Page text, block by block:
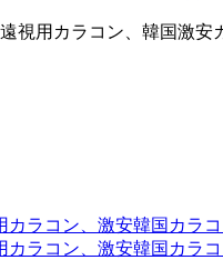
視用カラコン、韓国激
ラコン、激安韓国カラ
ラコン、激安韓国カラ